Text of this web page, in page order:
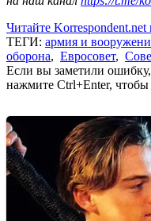
Читайте
ТЕГИ: армия и
оборона, Евросовет,
Если вы заметили
нажмите Ctrl+Enter,